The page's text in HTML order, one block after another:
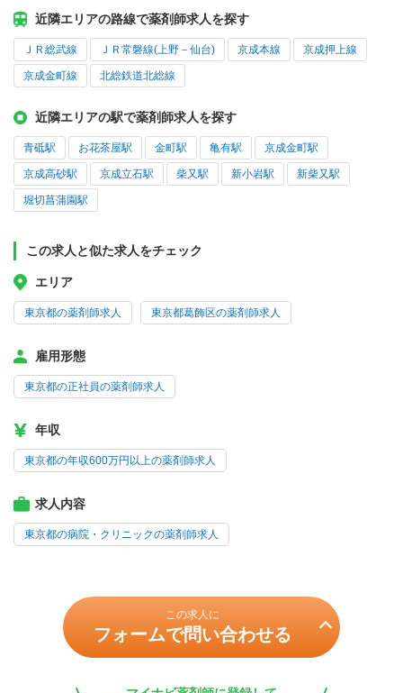
近隣エリアの路線で薬剤師求人を探す
ＪＲ総武線 ＪＲ常磐線(上野－仙台) 京成本線 京成押上線
京成金町線 北総鉄道北総線
近隣エリアの駅で薬剤師求人を探す
青砥駅 お花茶屋駅 金町駅 亀有駅 京成金町駅
京成高砂駅 京成立石駅 柴又駅 新小岩駅 新柴又駅
堀切菖蒲園駅
この求人と似た求人をチェック
エリア
東京都の薬剤師求人 東京都葛飾区の薬剤師求人
雇用形態
東京都の正社員の薬剤師求人
年収
東京都の年収600万円以上の薬剤師求人
求人内容
東京都の病院・クリニックの薬剤師求人
この求人に
フォームで問い合わせる